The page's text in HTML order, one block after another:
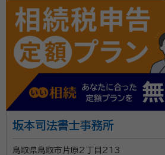
坂本司法書士事務所
鳥取県鳥取市片原2丁目213